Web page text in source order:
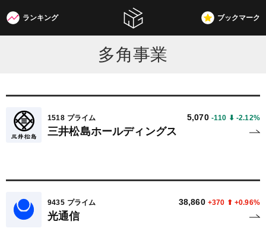
W3G
ランキング ブックマーク
多角事業
1518 プライム 5,070 -110 ⬇︎ -2.12%
三井松島ホールディングス
9435 プライム 38,860 +370 ⬆︎ +0.96%
光通信